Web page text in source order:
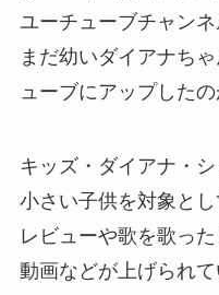
ユーチューブチャンネ
まだ幼いダイアナち
ューブにアップした
キッズ・ダイアナ・
小さい子供を対象と
レビューや歌を歌っ
動画などが上げられて